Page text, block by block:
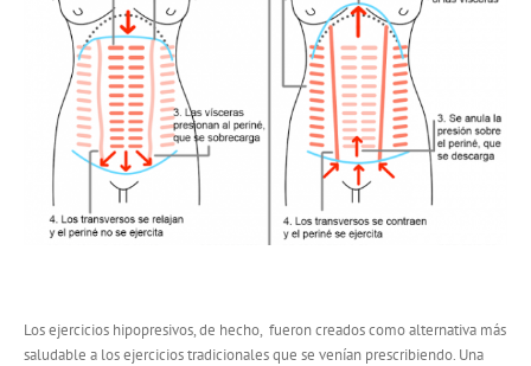
Los ejercicios hipopresivos, de hecho, fueron creados como alternativa más
saludable a los ejercicios tradicionales que se venían prescribiendo. Una